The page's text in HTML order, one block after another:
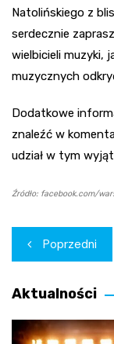
Natolińskiego z
serdecznie
wielbicieli muzyki,
muzycznych
Dodatkowe
znaleźć w
udział w tym
Źródło: facebook.com/
wpisu
Poprzedni
Aktualności